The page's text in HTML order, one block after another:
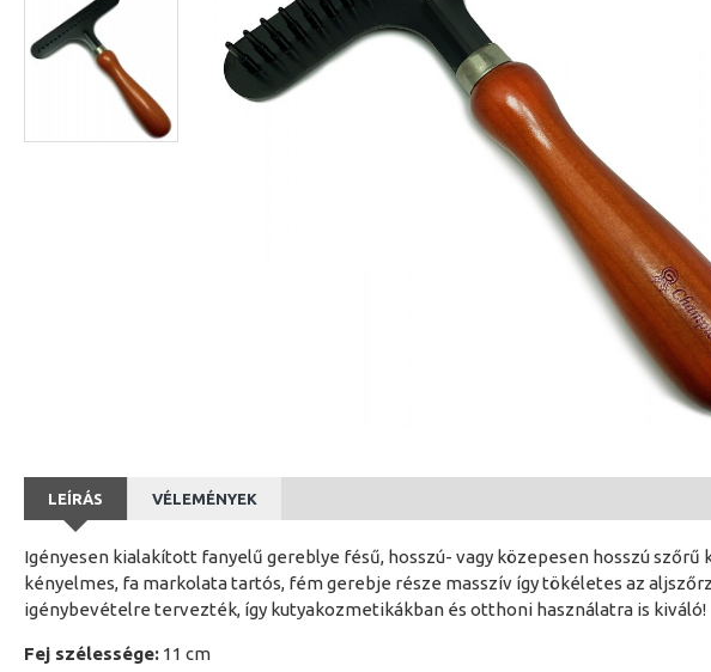
LEÍRÁS VÉLEMÉNYEK
Igényesen kialakított fanyelű gereblye fésű, hosszú- vagy közepesen hosszú szőrű
kényelmes, fa markolata tartós, fém gerebje része masszív így tökéletes az
igénybevételre tervezték, így kutyakozmetikákban és otthoni használatra is kiváló!
Fej szélessége: 11 cm